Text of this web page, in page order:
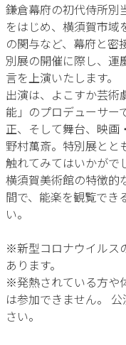
鎌倉幕府の初代侍所別
をはじめ、横須賀市域
の関与など、幕府と密
別展の開催に際し、運
言を上演いたします。
出演は、よこすか芸術
能」のプロデューサー
正、そして舞台、映画
野村萬斎。特別展とと
触れてみてはいかがで
横須賀美術館の特徴的
間で、能楽を観覧でき
い。
※新型コロナウイルス
あります。
※発熱されている方や
は参加できません。
さい。